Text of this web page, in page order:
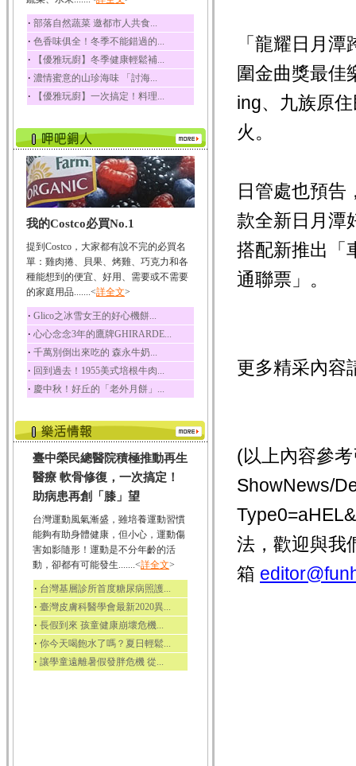
豆豉裡頭含有營養的蛋
白質、脂肪、鈣、磷...
榛果
榛果裡所含的營養素有
蛋白質、脂肪、醣類...
迷迭香
酸、迷迭香酸、植物...
咖啡
咖啡中的咖啡因會刺激
中樞神經系統，特別...
椰子
椰子含有糖類、脂肪、
荔枝
荔枝性質溫和所含的營
養素有醣類、檸檬酸...
五味子
五味子性質溫熱所含營
養成分有揮發油、檸...
草魚
草魚含有維生素A、維生
素C、及豐富的蛋白...
‧ 部落自然蔬菜 邀都市人共食...
‧ 色香味俱全！冬季不能錯過的...
‧ 【優雅玩廚】冬季健康輕鬆補...
‧ 濃情蜜意的山珍海味 「討海...
‧ 【優雅玩廚】一次搞定！料理...
我的Costco必買No.1
提到Costco，大家都有說不完的必買名
單：雞肉捲、貝果、烤雞、巧克力和各
種能想到的便宜、好用、需要或不需要
的家庭用品.......<詳全文>
‧ Glico之冰雪女王的好心機餅...
‧ 心心念念3年的鷹牌GHIRARDE...
‧ 千萬別倒出來吃的 森永牛奶...
‧ 回到過去！1955美式培根牛肉...
‧ 慶中秋！好丘的「老外月餅」...
臺中榮民總醫院積極推動再生
醫療 軟骨修復，一次搞定！
助病患再創「膝」望
台灣運動風氣漸盛，雖培養運動習慣
能夠有助身體健康，但小心，運動傷
害如影隨形！運動是不分年齡的活
動，卻都有可能發生.......<詳全文>
‧ 台灣基層診所首度糖尿病照護...
‧ 臺灣皮膚科醫學會最新2020異...
‧ 長假到來 孩童健康崩壞危機...
‧ 你今天喝飽水了嗎？夏日輕鬆...
‧ 讓學童遠離暑假發胖危機 從...
「龍耀日月
圍金曲獎最佳
ing、九族原
火。
日管處也預告
款全新日月潭
搭配新推出「
通聯票」。
更多精采內容
(以上內容參
ShowNews/
法，歡迎與我
箱